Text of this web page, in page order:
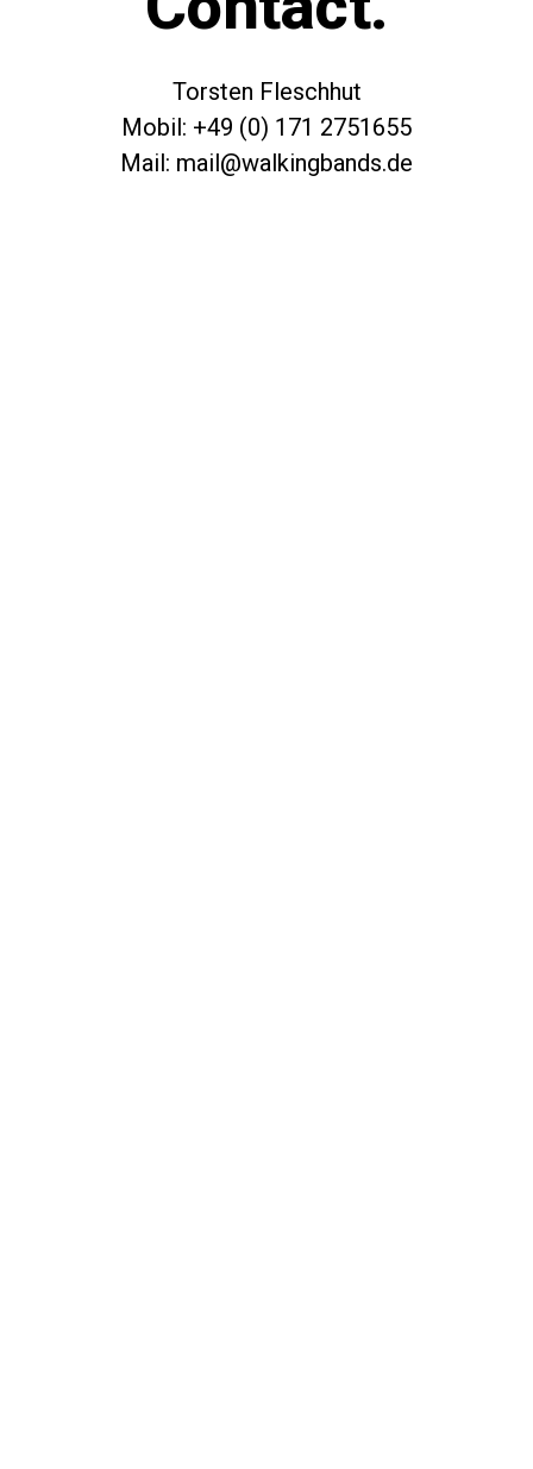
Torsten Fleschhut
Mobil: +49 (0) 171 2751655
Mail: mail@walkingbands.de